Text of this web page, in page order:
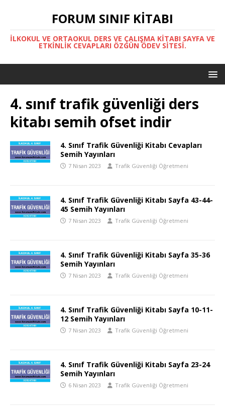
FORUM SINIF KITABI
İLKOKUL VE ORTAOKUL DERS VE ÇALIŞMA KITABI SAYFA VE
ETKINLIK CEVAPLARI ÖZGÜN ÖDEV SITESI.
4. sınıf trafik güvenliği ders
kitabı semih ofset indir
4. Sınıf Trafik Güvenliği Kitabı Cevapları
Semih Yayınları
7 Nisan 2023 Trafik Güvenliği Öğretmeni
4. Sınıf Trafik Güvenliği Kitabı Sayfa 43-44-
45 Semih Yayınları
7 Nisan 2023 Trafik Güvenliği Öğretmeni
4. Sınıf Trafik Güvenliği Kitabı Sayfa 35-36
Semih Yayınları
7 Nisan 2023 Trafik Güvenliği Öğretmeni
4. Sınıf Trafik Güvenliği Kitabı Sayfa 10-11-
12 Semih Yayınları
7 Nisan 2023 Trafik Güvenliği Öğretmeni
4. Sınıf Trafik Güvenliği Kitabı Sayfa 23-24
Semih Yayınları
6 Nisan 2023 Trafik Güvenliği Öğretmeni